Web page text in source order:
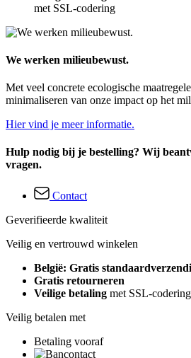
met SSL-codering
We werken milieubewust.
Met veel concrete ecologische
minimaliseren van onze impact op het
Hier vind je meer informatie.
Hulp nodig bij je bestelling? Wij
vragen.
Contact
Geverifieerde kwaliteit
Veilig en vertrouwd winkelen
België: Gratis
Gratis retourneren
Veilige betaling met SSL-codering
Veilig betalen met
Betaling vooraf